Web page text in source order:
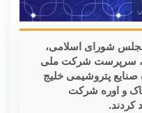
شورای اسلامی،
سرپرست شرکت ملی
پتروشیمی خلیج
و اوره شرکت
کردند.